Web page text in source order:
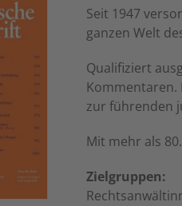
Seit 1947
ganzen Welt
Qualifiziert
Kommentaren.
zur führenden
Mit mehr als
Zielgruppen: